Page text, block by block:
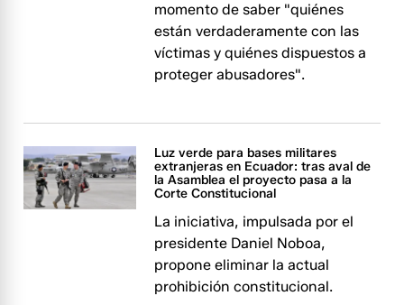
momento de saber "quiénes
están verdaderamente con las
víctimas y quiénes dispuestos a
proteger abusadores".
Luz verde para bases militares
extranjeras en Ecuador: tras aval de
la Asamblea el proyecto pasa a la
Corte Constitucional
La iniciativa, impulsada por el
presidente Daniel Noboa,
propone eliminar la actual
prohibición constitucional.